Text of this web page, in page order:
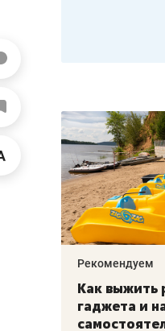
–
Рекомендуем
Как выжить
гаджета и